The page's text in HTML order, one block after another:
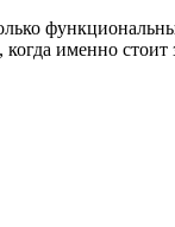
именно